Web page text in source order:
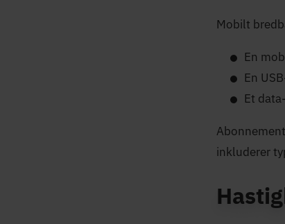
Mobilt
En
En
Et
inkluderer